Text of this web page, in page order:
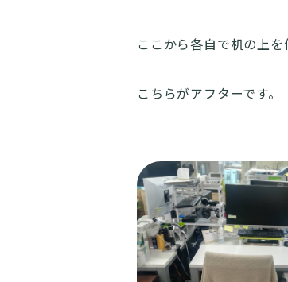
ここから各自で机の上
こちらがアフターです。